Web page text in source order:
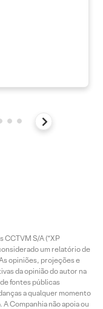
CCTVM S/A (“XP
um relatório de
opiniões, projeções e
da opinião do autor na
fontes públicas
a qualquer momento
Companhia não apoia ou